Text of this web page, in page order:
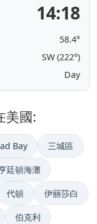
14:18
58.4°
SW (222°)
Day
美國:
Bay 三城區
廷頓海灘
代頓 伊丽莎白
伯克利